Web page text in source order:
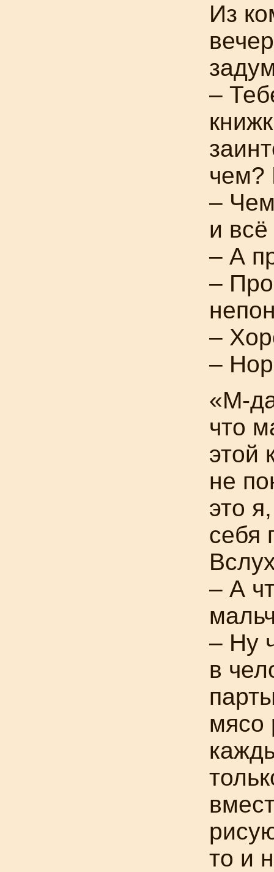
Из
–
чем?
–
и всё
– А
–
–
–
«М-
что
этой
не
это
себя
– А
– Ну
в
мясо
то и